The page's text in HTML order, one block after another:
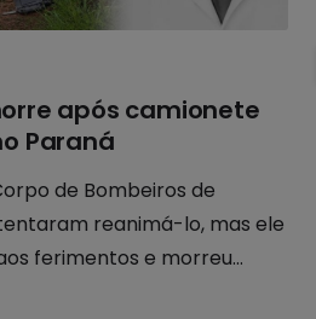
após camionete
Paraná
de Bombeiros de
reanimá-lo, mas ele
ferimentos e morreu